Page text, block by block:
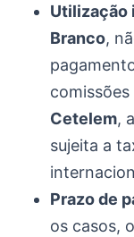
Utilização
Branco,
Cetelem,
sujeita a
Prazo de
os casos,